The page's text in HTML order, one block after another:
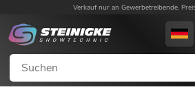
Verkauf nur an Gewerbetreibende.